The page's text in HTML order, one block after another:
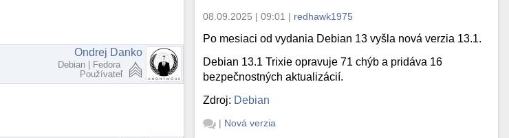
Ondrej Danko
Debian | Fedora
Používateľ
08.09.2025 | 09:01 | redhawk1975
Po mesiaci od vydania Debian 13 vyšla nová verzia 13.1.
Debian 13.1 Trixie opravuje 71 chýb a pridáva 16
bezpečnostných aktualizácií.
Zdroj: Debian
| Nová verzia